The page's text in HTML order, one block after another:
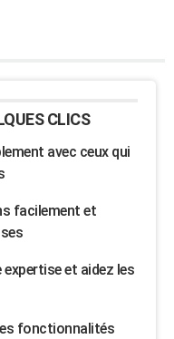
CLICS
avec ceux qui
facilement et
et aidez les
fonctionnalités